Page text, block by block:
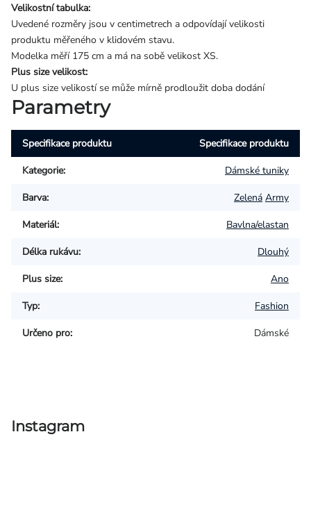
Velikostní tabulka:
Uvedené rozměry jsou v centimetrech a odpovídají velikosti
produktu měřeného v klidovém stavu.
Modelka měří 175 cm a má na sobě velikost XS.
Plus size velikost:
U plus size velikostí se může mírně prodloužit doba dodání
Parametry
Specifikace produktu Specifikace produktu
Kategorie: Dámské tuniky
Barva: Zelená Army
Materiál: Bavlna/elastan
Délka rukávu: Dlouhý
Plus size: Ano
Typ: Fashion
Určeno pro: Dámské
Instagram